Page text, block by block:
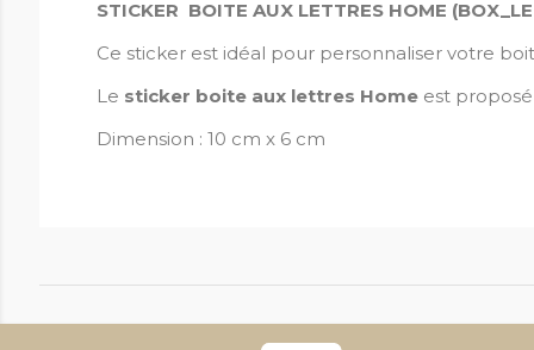
STICKER BOITE AUX LETTRES HOME
Ce sticker est idéal pour personnaliser votre
Le sticker boite aux lettres Home est
Dimension : 10 cm x 6 cm